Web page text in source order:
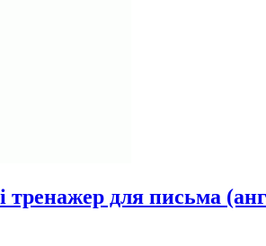
тренажер для письма